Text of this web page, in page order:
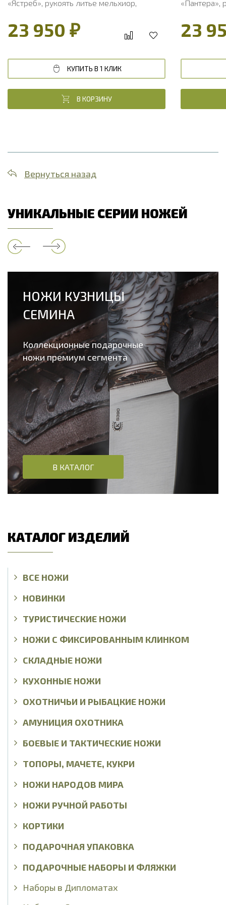
«Ястреб», рукоять литье мельхиор,
23 950 ₽
КУПИТЬ В 1 КЛИК
В КОРЗИНУ
«Пантера»,
23
Вернуться назад
УНИКАЛЬНЫЕ СЕРИИ НОЖЕЙ
НОЖИ КУЗНИЦЫ
СЕМИНА
Коллекционные подарочные
ножи премиум сегмента
В КАТАЛОГ
КАТАЛОГ ИЗДЕЛИЙ
ВСЕ НОЖИ
НОВИНКИ
ТУРИСТИЧЕСКИЕ НОЖИ
НОЖИ С ФИКСИРОВАННЫМ КЛИНКОМ
СКЛАДНЫЕ НОЖИ
КУХОННЫЕ НОЖИ
ОХОТНИЧЬИ И РЫБАЦКИЕ НОЖИ
АМУНИЦИЯ ОХОТНИКА
БОЕВЫЕ И ТАКТИЧЕСКИЕ НОЖИ
ТОПОРЫ, МАЧЕТЕ, КУКРИ
НОЖИ НАРОДОВ МИРА
НОЖИ РУЧНОЙ РАБОТЫ
КОРТИКИ
ПОДАРОЧНАЯ УПАКОВКА
ПОДАРОЧНЫЕ НАБОРЫ И ФЛЯЖКИ
Наборы в Дипломатах